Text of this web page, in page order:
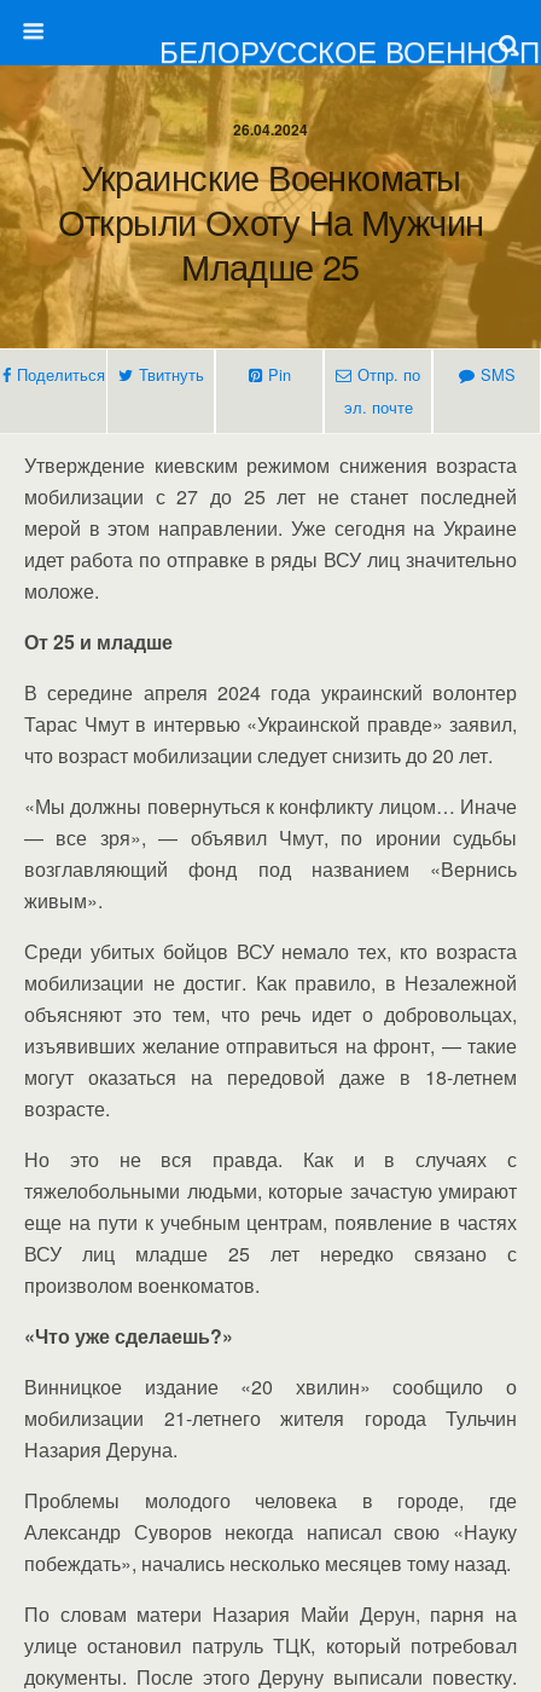
БЕЛОРУССКОЕ ВОЕННО-
26.04.2024
Украинские Военкоматы
Открыли Охоту На Мужчин
Младше 25
Поделиться Твитнуть Pin
Отпр. по
эл. почте
SMS
Утверждение киевским режимом снижения возраста
мобилизации с 27 до 25 лет не станет последней
мерой в этом направлении. Уже сегодня на Украине
идет работа по отправке в ряды ВСУ лиц значительно
моложе.
От 25 и младше
В середине апреля 2024 года украинский волонтер
Тарас Чмут в интервью «Украинской правде» заявил,
что возраст мобилизации следует снизить до 20 лет.
«Мы должны повернуться к конфликту лицом… Иначе
— все зря», — объявил Чмут, по иронии судьбы
возглавляющий фонд под названием «Вернись
живым».
Среди убитых бойцов ВСУ немало тех, кто возраста
мобилизации не достиг. Как правило, в Незалежной
объясняют это тем, что речь идет о добровольцах,
изъявивших желание отправиться на фронт, — такие
могут оказаться на передовой даже в 18-летнем
возрасте.
Но это не вся правда. Как и в случаях с
тяжелобольными людьми, которые зачастую умирают
еще на пути к учебным центрам, появление в частях
ВСУ лиц младше 25 лет нередко связано с
произволом военкоматов.
«Что уже сделаешь?»
Винницкое издание «20 хвилин» сообщило о
мобилизации 21-летнего жителя города Тульчин
Назария Деруна.
Проблемы молодого человека в городе, где
Александр Суворов некогда написал свою «Науку
побеждать», начались несколько месяцев тому назад.
По словам матери Назария Майи Дерун, парня на
улице остановил патруль ТЦК, который потребовал
документы. После этого Деруну выписали повестку.